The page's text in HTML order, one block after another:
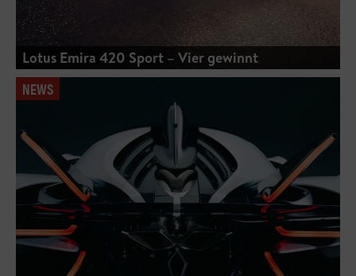
Lotus Emira 420 Sport – Vier gewinnt
NEWS